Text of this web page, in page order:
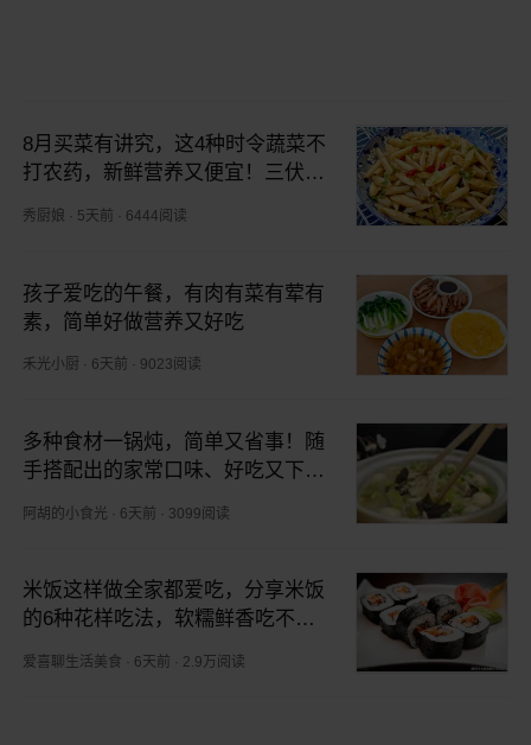
8月买菜有讲究，这4种时令蔬菜不
打农药，新鲜营养又便宜！三伏天
秀厨娘 5天前 6444阅读
孩子爱吃的午餐，有肉有菜有荤有
素，简单好做营养又好吃
禾光小厨 6天前 9023阅读
多种食材一锅炖，简单又省事！随
手搭配出的家常口味、好吃又下
阿胡的小食光 6天前 3099阅读
米饭这样做全家都爱吃，分享米饭
的6种花样吃法，软糯鲜香吃不
爱喜聊生活美食 6天前 2.9万阅读